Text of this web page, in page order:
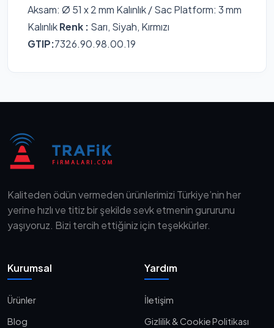
Aksam: Ø 51 x 2 mm Kalınlık / Sac Platform: 3 mm
KalınlıkRenk : Sarı, Siyah, Kırmızı
GTIP:7326.90.98.00.19
Kaliteden ödün vermeden ürünlerimizi Türkiye’nin her
yerine hızlı ve titiz bir şekilde sevk etmenin gururunu
yaşıyoruz. Bizi tercih ettiğiniz için teşekkürler.
Kurumsal
Ürünler
Blog
Yardım
İletişim
Gizlilik & Cookie Politikası